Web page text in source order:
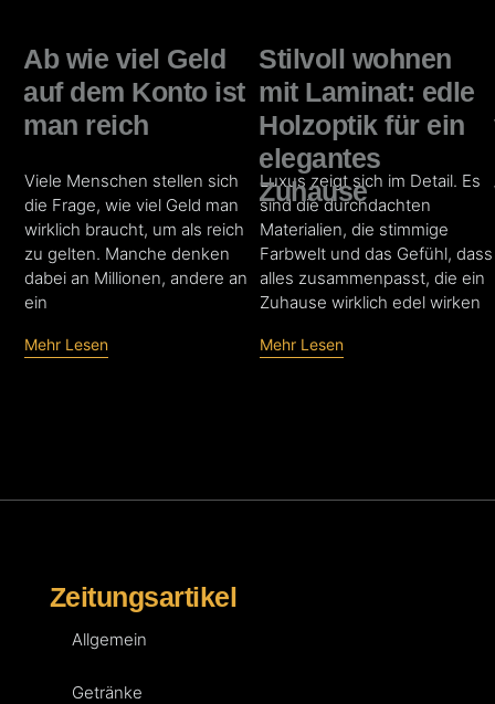
Ab wie viel Geld
auf dem Konto ist
man reich
Viele Menschen stellen sich
die Frage, wie viel Geld man
wirklich braucht, um als reich
zu gelten. Manche denken
dabei an Millionen, andere an
ein
Mehr Lesen
Stilvoll wohnen
mit Laminat: edle
Holzoptik für ein
elegantes
Zuhause
Luxus zeigt sich im Detail. Es
sind die durchdachten
Materialien, die stimmige
Farbwelt und das Gefühl, dass
alles zusammenpasst, die ein
Zuhause wirklich edel wirken
Mehr Lesen
Zeitungsartikel
Allgemein
Getränke